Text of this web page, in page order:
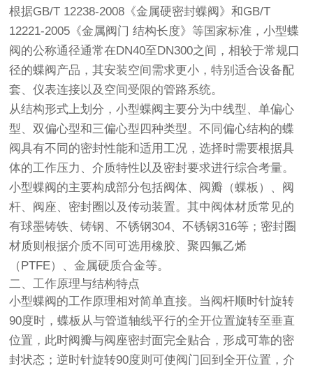
根据GB/T 12238-2008《金属硬密封蝶阀》和GB/T
12221-2005《金属阀门 结构长度》等国家标准，小型蝶
阀的公称通径通常在DN40至DN300之间，相较于常规口
径的蝶阀产品，其安装空间需求更小，特别适合设备配
套、仪表连接以及空间受限的管路系统。
从结构形式上划分，小型蝶阀主要分为中线型、单偏心
型、双偏心型和三偏心型四种类型。不同偏心结构的蝶
阀具有不同的密封性能和适用工况，选择时需要根据具
体的工作压力、介质特性以及密封要求进行综合考量。
小型蝶阀的主要构成部分包括阀体、阀瓣（蝶板）、阀
杆、阀座、密封圈以及传动装置。其中阀体材质常见的
有球墨铸铁、铸钢、不锈钢304、不锈钢316等；密封圈
材质则根据介质不同可选用橡胶、聚四氟乙烯
（PTFE）、金属硬质合金等。
二、工作原理与结构特点
小型蝶阀的工作原理相对简单直接。当阀杆顺时针旋转
90度时，蝶板从与管道轴线平行的全开位置旋转至垂直
位置，此时阀瓣与阀座密封面完全贴合，形成可靠的密
封状态；逆时针旋转90度则可使阀门回到全开位置，介